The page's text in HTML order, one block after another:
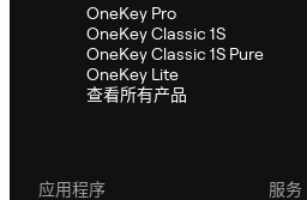
OneKey Pro
OneKey Classic 1S
OneKey Classic 1S Pure
OneKey Lite
查看所有产品
应用程序
服务